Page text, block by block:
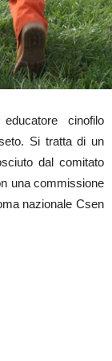
cinofilo
Si tratta di un
dal comitato
una commissione
nazionale Csen